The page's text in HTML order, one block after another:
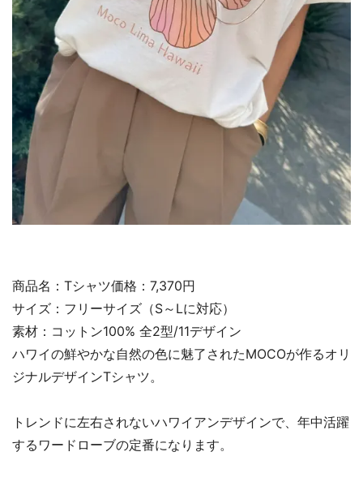
商品名：Tシャツ価格：7,370円
サイズ：フリーサイズ（S～Lに対応）
素材：コットン100% 全2型/11デザイン
ハワイの鮮やかな自然の色に魅了されたMOCOが作るオリ
ジナルデザインTシャツ。
トレンドに左右されないハワイアンデザインで、年中活躍
するワードローブの定番になります。